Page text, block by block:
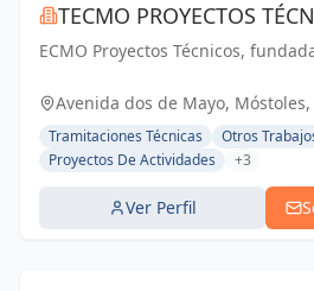
TECMO PROYECTOS
ECMO Proyectos Técnicos,
experiencia en la elaboración y
de proyectos de ingeniería, tanto
industriales,...
Avenida dos de Mayo, Móstoles,
Tramitaciones Técnicas
Otros
Proyectos De Actividades
+3
Ver Perfil